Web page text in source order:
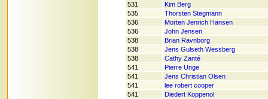
531
Kim Berg
535
Thorsten Stegmann
536
Morten Jenrich Hansen
536
John Jensen
538
Brian Ravnborg
538
Jens Gulseth Wessberg
538
Cathy Zanté
541
Pierre Unge
541
Jens Christian Olsen
541
lee robert cooper
541
Diedert Koppenol